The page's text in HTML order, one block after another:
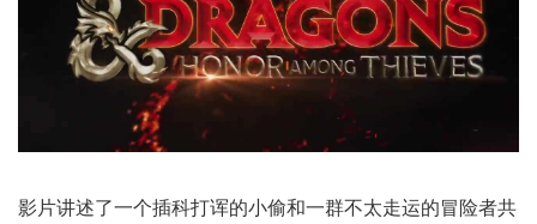
影片讲述了一个插科打诨的小偷和一群不太走运的冒险者共